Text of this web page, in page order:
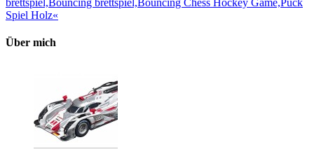
brettspiel,Bouncing brettspiel,Bouncing Chess Hockey Game,Puck
Spiel Holz«
Über mich